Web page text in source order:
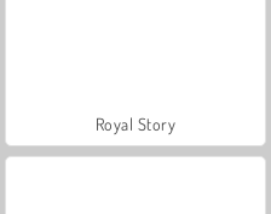
Royal Story